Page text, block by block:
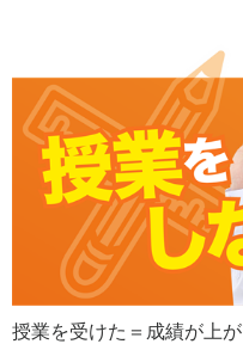
授業を受けた＝成績が上